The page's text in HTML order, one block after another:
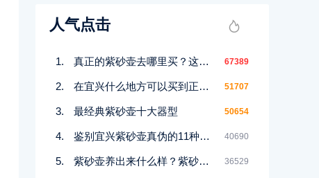
人气点击
真正的紫砂壶去哪里买？这几个地方都能买到！ 67389
在宜兴什么地方可以买到正宗紫砂壶 51707
最经典紫砂壶十大器型 50654
鉴别宜兴紫砂壶真伪的11种好方法 40690
紫砂壶养出来什么样？紫砂壶包浆前后对比图鉴赏 36529